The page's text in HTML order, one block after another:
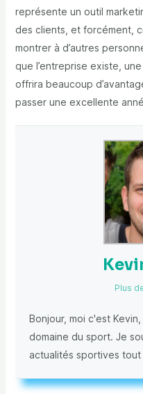
représente un outil
des clients, et forcément,
montrer à d’autres
que l’entreprise existe,
offrira beaucoup
passer une excellente
Plus
Bonjour, moi c'est
domaine du sport. Je
actualités sportives